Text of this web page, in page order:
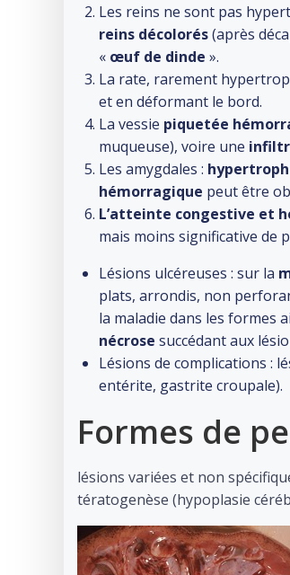
Les reins ne sont pas
reins décolorés(après
« œuf de dinde ».
La rate, rarement
et en déformant le bord.
La vessie piquetée
muqueuse), voire une
Les amygdales :
hémorragique peut être
L’atteinte congestive et
mais moins significative de
Lésions ulcéreuses : sur la
plats, arrondis, non
la maladie dans les formes
nécrose succédant aux
Lésions de complications :
entérite, gastrite croupale).
Formes de
lésions variées et non
tératogenèse (hypoplasie